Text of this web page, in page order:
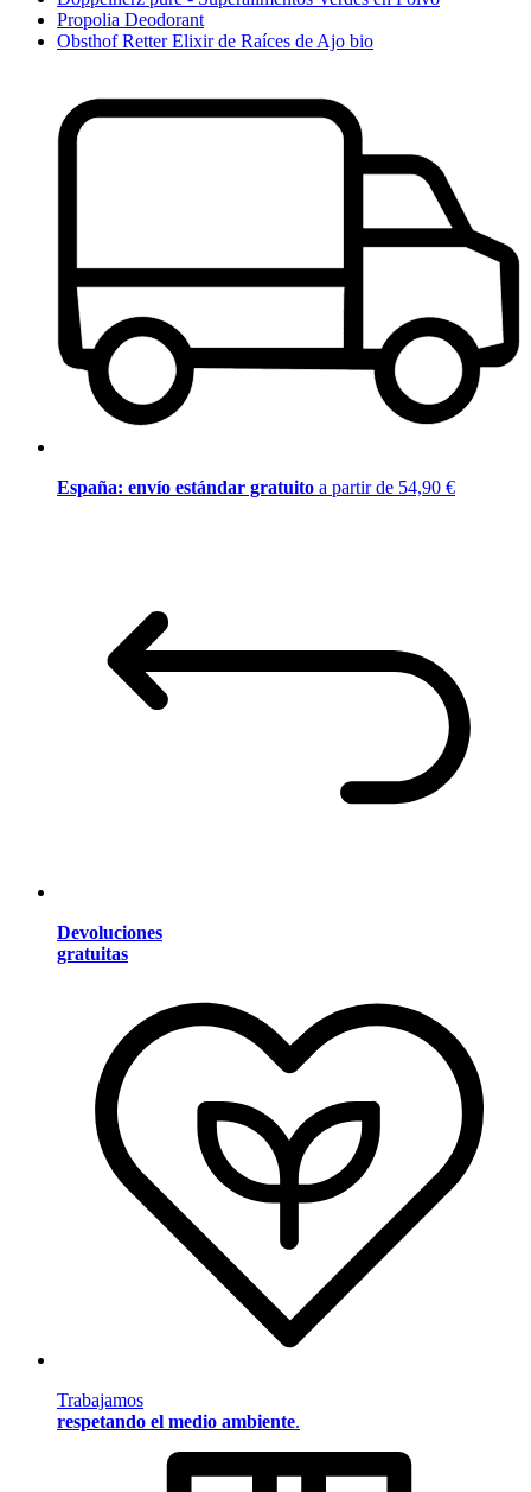
Propolia Deodorant
Obsthof Retter Elixir de Raíces de Ajo bio
España: envío estándar gratuito a partir de 54,90 €
Devoluciones
gratuitas
Trabajamos
respetando el medio ambiente.